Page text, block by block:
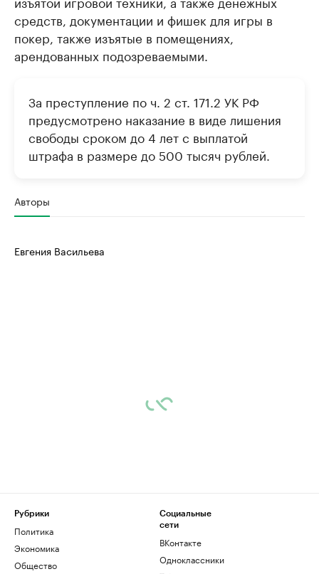
средств, документации и фишек для игры в
покер, также изъятые в помещениях,
арендованных подозреваемыми.
За преступление по ч. 2 ст. 171.2 УК РФ
предусмотрено наказание в виде лишения
свободы сроком до 4 лет с выплатой
штрафа в размере до 500 тысяч рублей.
Авторы
Евгения Васильева
Рубрики
Политика
Экономика
Общество
Социальные
сети
ВКонтакте
Одноклассники